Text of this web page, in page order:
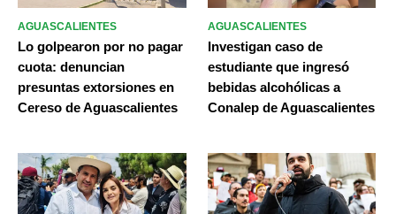
AGUASCALIENTES
Lo golpearon por no pagar
cuota: denuncian
presuntas extorsiones en
Cereso de Aguascalientes
AGUASCALIENTES
Investigan caso de
estudiante que ingresó
bebidas alcohólicas a
Conalep de Aguascalientes